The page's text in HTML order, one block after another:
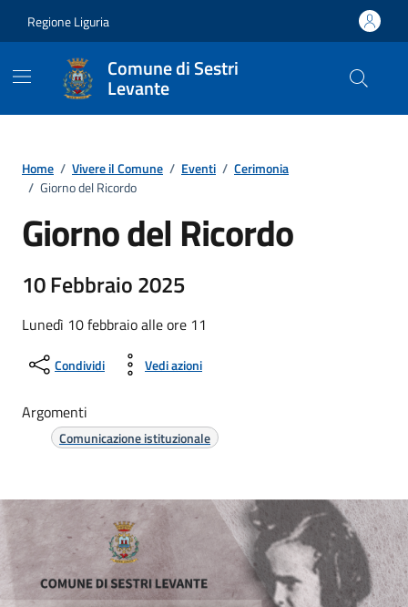
Regione Liguria
Comune di Sestri
Levante
Home / Vivere il Comune / Eventi / Cerimonia
/ Giorno del Ricordo
Giorno del Ricordo
10 Febbraio 2025
Lunedì 10 febbraio alle ore 11
Condividi Vedi azioni
Argomenti
Comunicazione istituzionale